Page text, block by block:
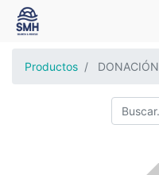
Productos DONACIÓN